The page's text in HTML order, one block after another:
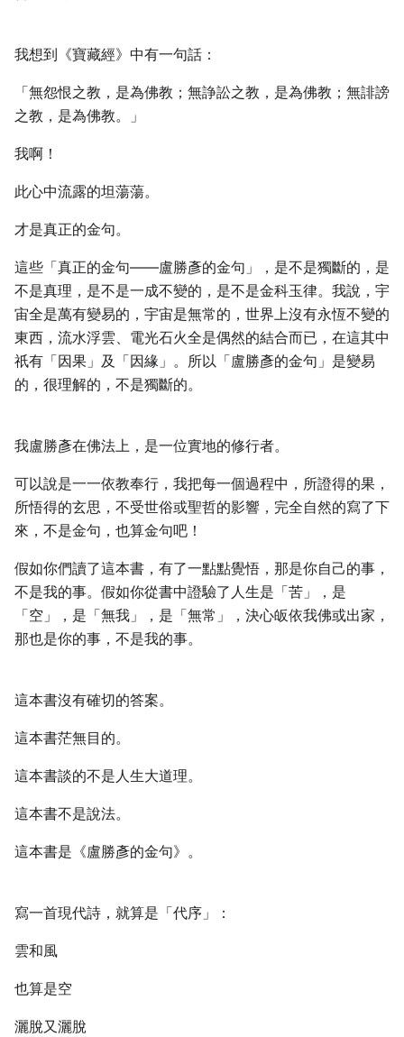
我想到《寶藏經》中有一句話：
「無怨恨之教，是為佛教；無諍訟之教，是為佛教；無誹謗
之教，是為佛教。」
我啊！
此心中流露的坦蕩蕩。
才是真正的金句。
這些「真正的金句——盧勝彥的金句」，是不是獨斷的，是
不是真理，是不是一成不變的，是不是金科玉律。我說，宇
宙全是萬有變易的，宇宙是無常的，世界上沒有永恆不變的
東西，流水浮雲、電光石火全是偶然的結合而已，在這其中
祇有「因果」及「因緣」。所以「盧勝彥的金句」是變易
的，很理解的，不是獨斷的。
我盧勝彥在佛法上，是一位實地的修行者。
可以說是一一依教奉行，我把每一個過程中，所證得的果，
所悟得的玄思，不受世俗或聖哲的影響，完全自然的寫了下
來，不是金句，也算金句吧！
假如你們讀了這本書，有了一點點覺悟，那是你自己的事，
不是我的事。假如你從書中證驗了人生是「苦」，是
「空」，是「無我」，是「無常」，決心皈依我佛或出家，
那也是你的事，不是我的事。
這本書沒有確切的答案。
這本書茫無目的。
這本書談的不是人生大道理。
這本書不是說法。
這本書是《盧勝彥的金句》。
寫一首現代詩，就算是「代序」：
雲和風
也算是空
灑脫又灑脫